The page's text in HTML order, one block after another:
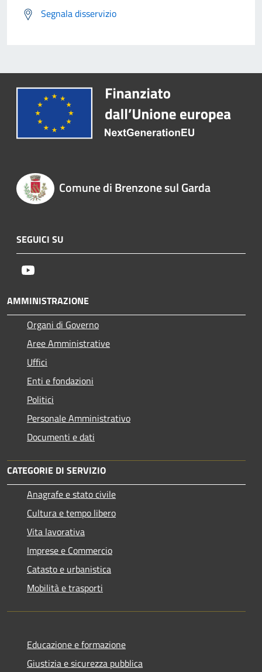
Segnala disservizio
Comune di Brenzone sul Garda
SEGUICI SU
AMMINISTRAZIONE
Organi di Governo
Aree Amministrative
Uffici
Enti e fondazioni
Politici
Personale Amministrativo
Documenti e dati
CATEGORIE DI SERVIZIO
Anagrafe e stato civile
Cultura e tempo libero
Vita lavorativa
Imprese e Commercio
Catasto e urbanistica
Mobilità e trasporti
Educazione e formazione
Giustizia e sicurezza pubblica